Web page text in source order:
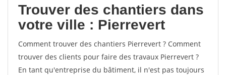
Trouver des chantiers dans
votre ville : Pierrevert
Comment trouver des chantiers Pierrevert ? Comment
trouver des clients pour faire des travaux Pierrevert ?
En tant qu'entreprise du bâtiment, il n'est pas toujours